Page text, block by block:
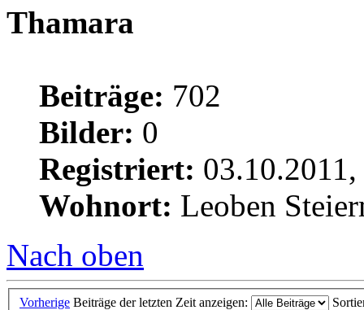
Thamara
Beiträge: 702
Bilder: 0
Registriert:
Wohnort: Leoben
Nach oben
Vorherige Beiträge der letzten Zeit anzeigen: